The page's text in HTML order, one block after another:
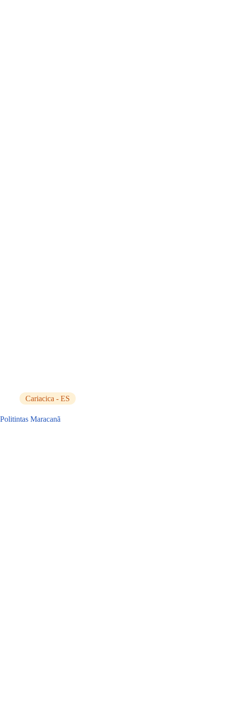
Cariacica - ES
Politintas Maracanã